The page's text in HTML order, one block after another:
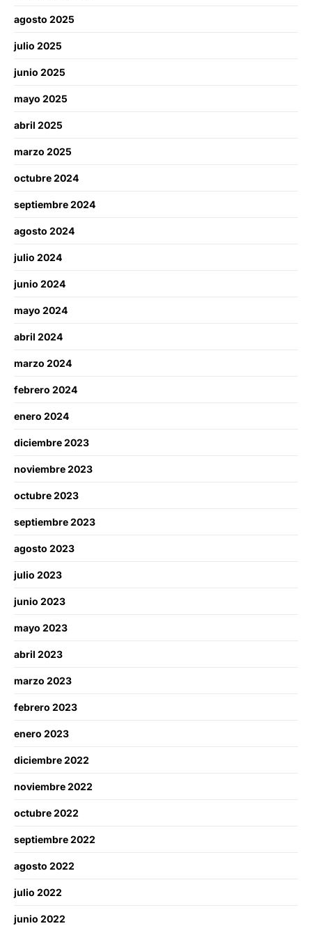
agosto 2025
julio 2025
junio 2025
mayo 2025
abril 2025
marzo 2025
octubre 2024
septiembre 2024
agosto 2024
julio 2024
junio 2024
mayo 2024
abril 2024
marzo 2024
febrero 2024
enero 2024
diciembre 2023
noviembre 2023
octubre 2023
septiembre 2023
agosto 2023
julio 2023
junio 2023
mayo 2023
abril 2023
marzo 2023
febrero 2023
enero 2023
diciembre 2022
noviembre 2022
octubre 2022
septiembre 2022
agosto 2022
julio 2022
junio 2022